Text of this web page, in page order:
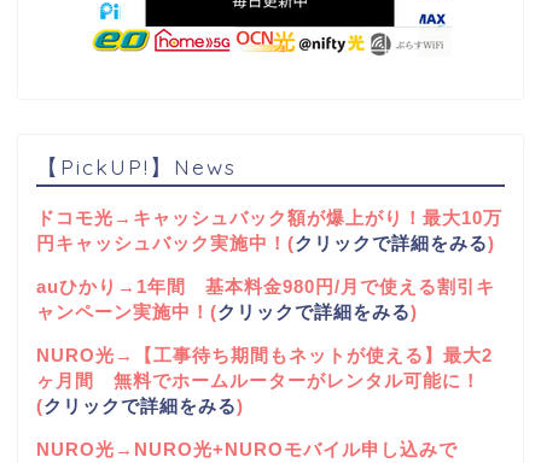
【PickUP!】News
ドコモ光→キャッシュバック額が爆上がり！最大10万
円キャッシュバック実施中！(クリックで詳細をみる)
auひかり→1年間 基本料金980円/月で使える割引キ
ャンペーン実施中！(クリックで詳細をみる)
NURO光→【工事待ち期間もネットが使える】最大2
ヶ月間 無料でホームルーターがレンタル可能に！
(クリックで詳細をみる)
NURO光→NURO光+NUROモバイル申し込みで